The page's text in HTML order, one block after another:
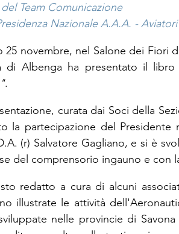
Team Comunicazione
Nazionale A.A.A. - Aviatori
25 novembre, nel Salone dei Fiori
di Albenga ha presentato il
.
curata dai Soci della
la partecipazione del
(r) Salvatore Gagliano, e si è
del comprensorio ingauno e con
redatto a cura di alcuni
illustrate le attività
nelle provincie di